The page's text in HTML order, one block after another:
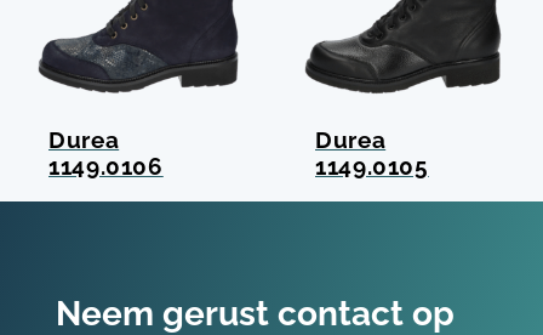
Durea
1149.0106
Durea
1149.0105
Neem gerust contact op